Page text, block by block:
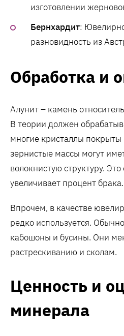
изготовлении
Бернхардит:
разновидность из
Обработка и
Алунит – камень
В теории должен
многие кристаллы
зернистые массы могут
волокнистую структуру.
увеличивает процент брака.
Впрочем, в качестве
редко используется.
кабошоны и бусины. Они
растрескиванию и сколам.
Ценность и
минерала